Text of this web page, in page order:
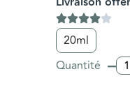
20ml
Quantité –